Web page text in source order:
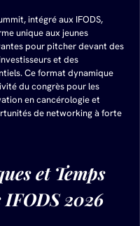
intégré aux IFODS,
unique aux jeunes
pour pitcher devant des
et des
Ce format dynamique
du congrès pour les
en cancérologie et
de networking à forte
et Temps
IFODS 2026